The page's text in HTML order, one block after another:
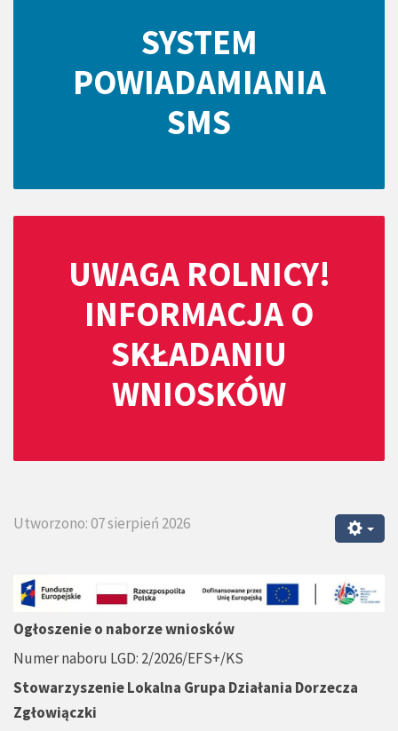
SYSTEM
POWIADAMIANIA
SMS
UWAGA ROLNICY!
INFORMACJA O
SKŁADANIU
WNIOSKÓW
Utworzono: 07 sierpień 2026
Ogłoszenie o naborze wniosków
Numer naboru LGD: 2/2026/EFS+/KS
Stowarzyszenie Lokalna Grupa Działania Dorzecza
Zgłowiączki